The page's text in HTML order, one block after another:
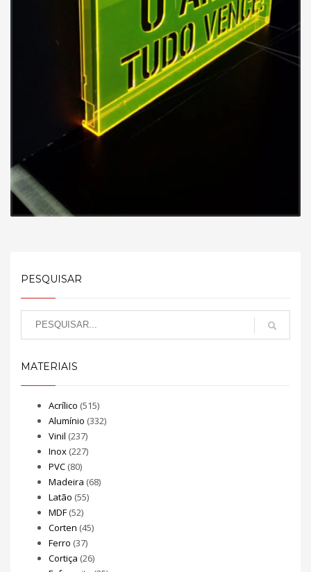
PESQUISAR
MATERIAIS
Acrílico (515)
Alumínio (332)
Vinil (237)
Inox (227)
PVC (80)
Madeira (68)
Latão (55)
MDF (52)
Corten (45)
Ferro (37)
Cortiça (26)